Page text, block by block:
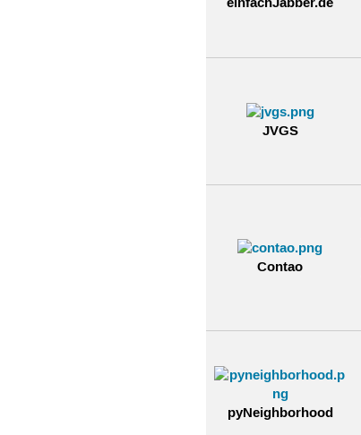
JVGS
Contao
pyNeighborhood